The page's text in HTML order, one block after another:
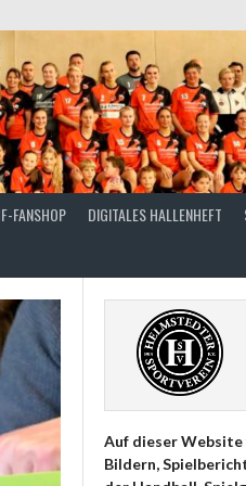
FANSHOP DIGITALES HALLENHEFT
Auf dieser
Bildern,